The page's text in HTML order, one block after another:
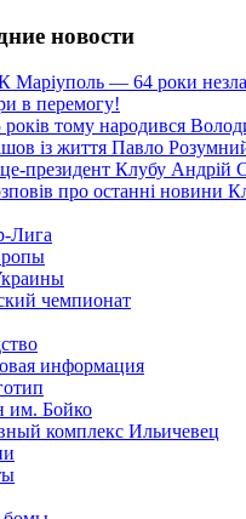
новости
Маріуполь — 64 роки
в перемогу!
років тому народився
із життя Павло
президент Клубу Андрій
про останні новини
Лига
чемпионат
информация
им. Бойко
комплекс Ильичевец